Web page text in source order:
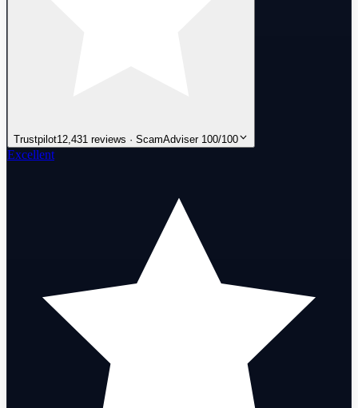
Trustpilot12,431 reviews · ScamAdviser 100/100
Excellent